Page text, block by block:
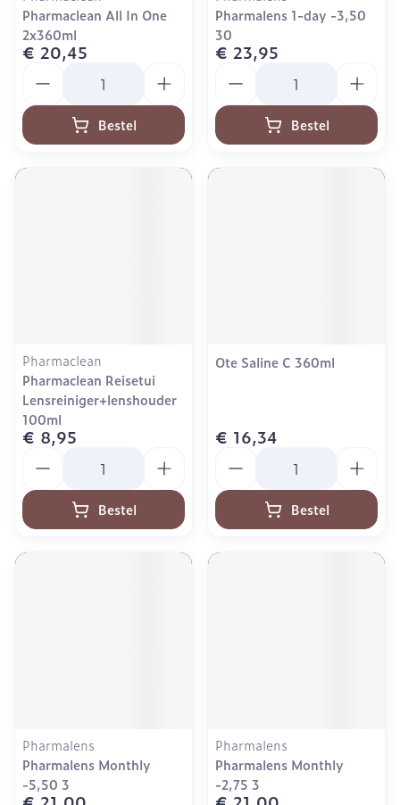
Pharmaclean All In One
2x360ml
€ 20,45
Bestel
Pharmalens 1-day -3,50
30
€ 23,95
Bestel
Pharmaclean
Pharmaclean Reisetui
Lensreiniger+lenshouder
100ml
€ 8,95
Bestel
Ote Saline C 360ml
€ 16,34
Bestel
Pharmalens
Pharmalens Monthly
-5,50 3
Pharmalens
Pharmalens Monthly
-2,75 3